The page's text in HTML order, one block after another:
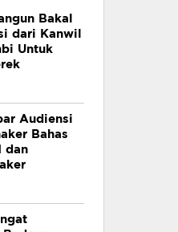
Bakal
dari Kanwil
Untuk
Audiensi
Bahas
dan